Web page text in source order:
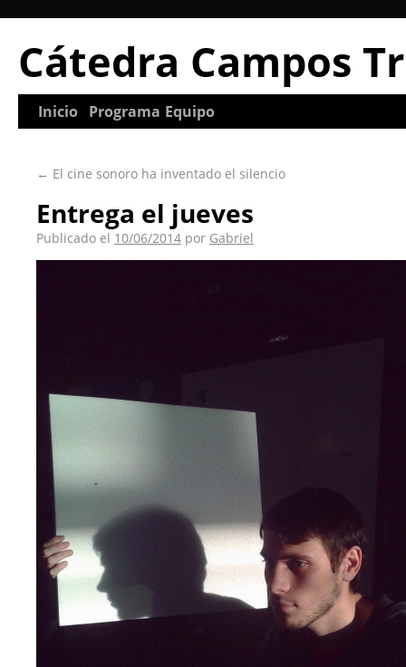
Cátedra Campos
Inicio Programa Equipo
← El cine sonoro ha inventado el silencio
Entrega el jueves
Publicado el 10/06/2014 por Gabriel